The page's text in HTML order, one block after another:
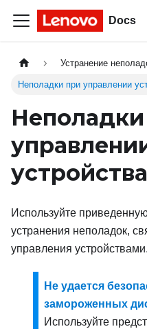
Docs
Устранение
Неполадки при управлении
Используйте
устранения неполадок,
управления устройствами.
Не удается
замороженных
Используйте